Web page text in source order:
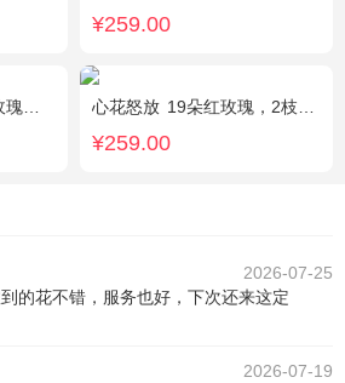
¥259.00
、绿叶搭配 心花怒放 19朵红玫瑰，2枝多头粉百合，配花、黄莺搭配
¥259.00
2026-07-25
的花不错，服务也好，下次还来这定
2026-07-19